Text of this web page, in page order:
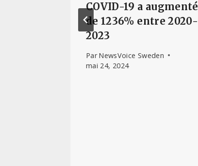
COVID-19 a augmenté
de 1236% entre 2020-
2023
Par NewsVoice Sweden
mai 24, 2024